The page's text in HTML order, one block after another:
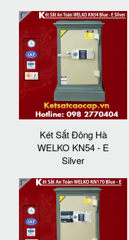
Két Sắt Đông Hà
WELKO KN54 - E
Silver